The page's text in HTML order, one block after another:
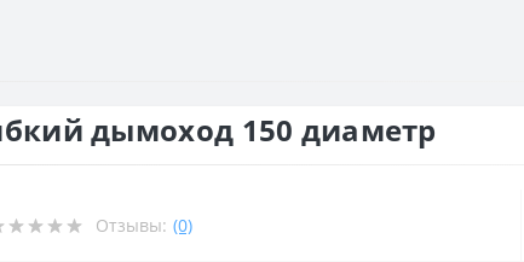
дымоход 150 диаметр
Отзывы: (0)